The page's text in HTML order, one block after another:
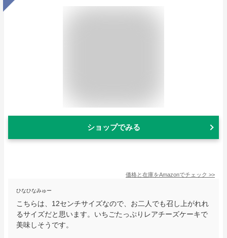
ショップでみる
価格と在庫をAmazonでチェック >>
ひなひなみゅー
こちらは、12センチサイズなので、お二人でも召し上がれれ
るサイズだと思います。いちごたっぷりレアチーズケーキで
美味しそうです。